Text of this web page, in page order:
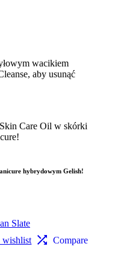
wacikiem
aby usunąć
Care Oil w skórki
hybrydowym Gelish!
wishlist Compare